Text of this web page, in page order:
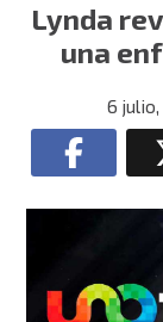
Lynda
una
6 julio,